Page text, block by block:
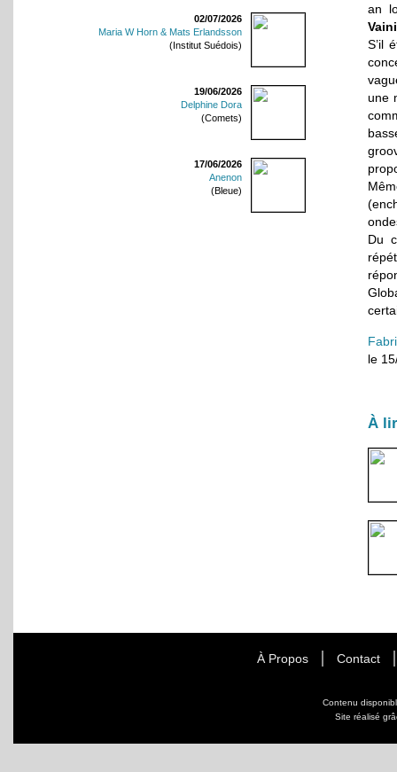
02/07/2026
Maria W Horn & Mats Erlandsson
(Institut Suédois)
19/06/2026
Delphine Dora
(Comets)
17/06/2026
Anenon
(Bleue)
an
S’il
une
Du
le
À
À Propos Contact
Contenu
Site réalisé